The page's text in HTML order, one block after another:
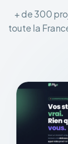
+ de 300
toute la